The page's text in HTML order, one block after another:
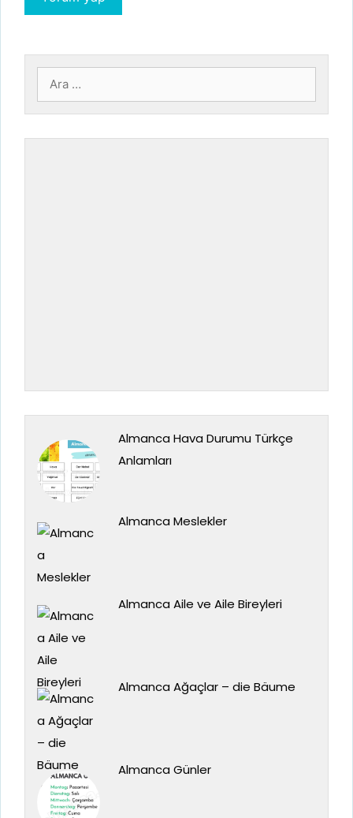
için
ara
Almanca Hava Durumu Türkçe
Anlamları
Almanca Meslekler
Almanca Aile ve Aile Bireyleri
Almanca Ağaçlar – die Bäume
Almanca Günler